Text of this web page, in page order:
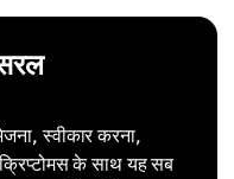
स्वीकार करना,
के साथ यह सब